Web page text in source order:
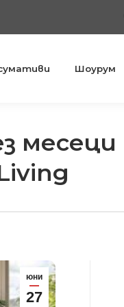
Шоурум
месеци
юни
27